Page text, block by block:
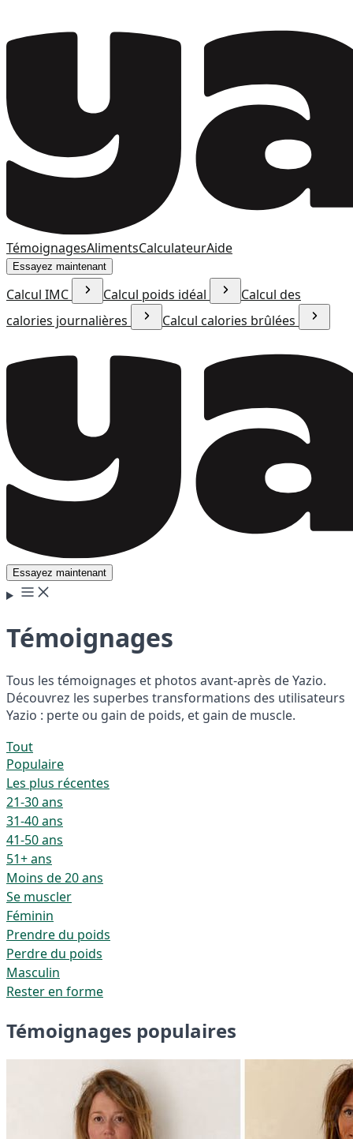
TémoignagesAlimentsCalculateurAide
Essayez maintenant
Calcul IMC Calcul poids idéal
Calcul des
calories journalières
Calcul calories brûlées
Essayez maintenant
Témoignages
Tous les témoignages et photos avant-après de Yazio.
Découvrez les superbes transformations des utilisateurs
Yazio : perte ou gain de poids, et gain de muscle.
Tout
Populaire
Les plus récentes
21-30 ans
31-40 ans
41-50 ans
51+ ans
Moins de 20 ans
Se muscler
Féminin
Prendre du poids
Perdre du poids
Masculin
Rester en forme
Témoignages populaires